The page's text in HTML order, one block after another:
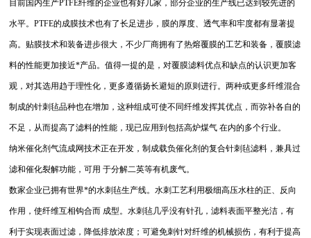
目前国内生产PTFE纤维的企业也有好几家，部分企业的生产线已达到较先进的
水平。PTFE的成膜技术也有了长足进步，膜的厚度、透气率和牢度都有显著提
高。贴膜技术和装备进步很大，不少厂商拥有了热熔覆膜的工艺和装备，覆膜滤
料的性能更加接近*产品。值得一提的是，对覆膜滤料优点和缺点的认识更加客
观，对其选用趋于理性化，更多遵循扬长避短的原则进行。两种或更多纤维混合
制成的针刺毡品种也在增加，这种组成可使不同纤维发挥其优点，而弥补各自的
不足，从而提高了滤料的性能，现已应用到包括高炉煤气 在内的多个行业。
纳米催化剂气流成网技术正在开发，制成载负催化剂的复合针刺毡滤料，兼具过
滤和催化裂解功能，可用 于分解二英等有机废气。
数家企业已拥有世界*的水刺毡生产线。水刺工艺利用极细高压水柱的正、反向
作用，使纤维互相钩合而 成型。水刺毡几乎没有针孔，滤料表面平整光洁，有
利于实现表面过滤，降低排放浓度；可避免刺针对纤维的机械损伤，有利于提高